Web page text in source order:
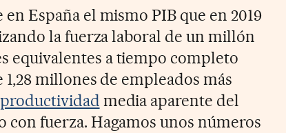
España el mismo PIB que en 2019
la fuerza laboral de un millón
equivalentes a tiempo completo
millones de empleados más
productividad media aparente del
con fuerza. Hagamos unos números